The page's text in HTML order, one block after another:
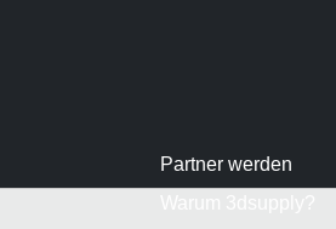
Partner werden